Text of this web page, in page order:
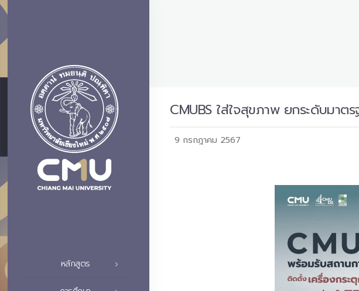
หลักสูตร
CMUBS ใส่ใจสุขภาพ ยกระดับมา
9 กรกฎาคม 2567